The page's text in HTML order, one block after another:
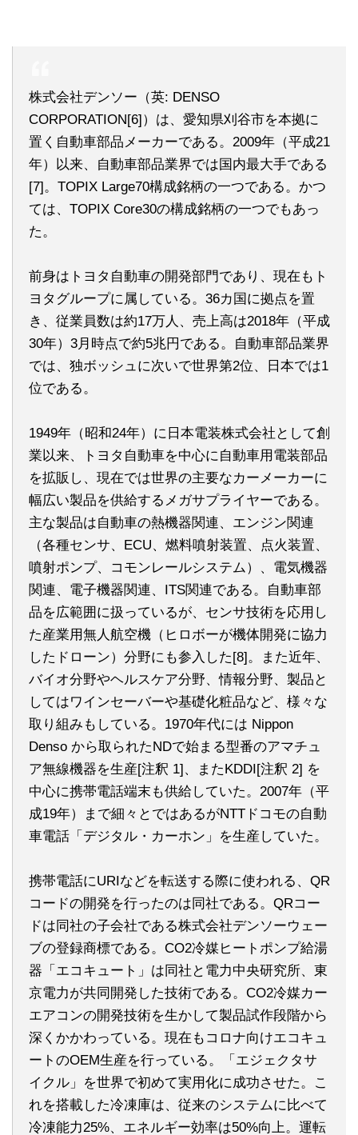
株式会社デンソー（英: DENSO
CORPORATION[6]）は、愛知県刈谷市を本拠に
置く自動車部品メーカーである。2009年（平成21
年）以来、自動車部品業界では国内最大手である
[7]。TOPIX Large70構成銘柄の一つである。かつ
ては、TOPIX Core30の構成銘柄の一つでもあっ
た。
前身はトヨタ自動車の開発部門であり、現在もト
ヨタグループに属している。36カ国に拠点を置
き、従業員数は約17万人、売上高は2018年（平成
30年）3月時点で約5兆円である。自動車部品業界
では、独ボッシュに次いで世界第2位、日本では1
位である。
1949年（昭和24年）に日本電装株式会社として創
業以来、トヨタ自動車を中心に自動車用電装部品
を拡販し、現在では世界の主要なカーメーカーに
幅広い製品を供給するメガサプライヤーである。
主な製品は自動車の熱機器関連、エンジン関連
（各種センサ、ECU、燃料噴射装置、点火装置、
噴射ポンプ、コモンレールシステム）、電気機器
関連、電子機器関連、ITS関連である。自動車部
品を広範囲に扱っているが、センサ技術を応用し
た産業用無人航空機（ヒロボーが機体開発に協力
したドローン）分野にも参入した[8]。また近年、
バイオ分野やヘルスケア分野、情報分野、製品と
してはワインセーバーや基礎化粧品など、様々な
取り組みもしている。1970年代には Nippon
Denso から取られたNDで始まる型番のアマチュ
ア無線機器を生産[注釈 1]、またKDDI[注釈 2] を
中心に携帯電話端末も供給していた。2007年（平
成19年）まで細々とではあるがNTTドコモの自動
車電話「デジタル・カーホン」を生産していた。
携帯電話にURIなどを転送する際に使われる、QR
コードの開発を行ったのは同社である。QRコー
ドは同社の子会社である株式会社デンソーウェー
ブの登録商標である。CO2冷媒ヒートポンプ給湯
器「エコキュート」は同社と電力中央研究所、東
京電力が共同開発した技術である。CO2冷媒カー
エアコンの開発技術を生かして製品試作段階から
深くかかわっている。現在もコロナ向けエコキュ
ートのOEM生産を行っている。「エジェクタサ
イクル」を世界で初めて実用化に成功させた。こ
れを搭載した冷凍庫は、従来のシステムに比べて
冷凍能力25%、エネルギー効率は50%向上。運転